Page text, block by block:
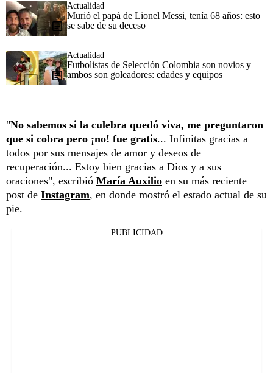
Actualidad
Murió el papá de Lionel Messi, tenía 68 años: esto
se sabe de su deceso
Actualidad
Futbolistas de Selección Colombia son novios y
ambos son goleadores: edades y equipos
"No sabemos si la culebra quedó viva, me preguntaron
que si cobra pero ¡no! fue gratis... Infinitas gracias a
todos por sus mensajes de amor y deseos de
recuperación... Estoy bien gracias a Dios y a sus
oraciones", escribió María Auxilio en su más reciente
post de Instagram, en donde mostró el estado actual de su
pie.
PUBLICIDAD